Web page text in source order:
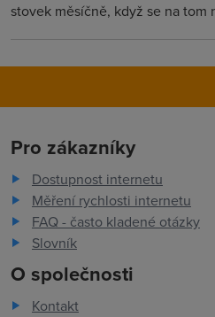
stovek měsíčně, když se na tom
Pro zákazníky
Dostupnost internetu
Měření rychlosti internetu
FAQ - často kladené otázky
Slovník
O společnosti
Kontakt